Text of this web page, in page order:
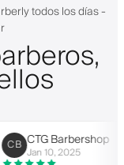
todos los días -
CTG Barbershop
Jan 10, 2025